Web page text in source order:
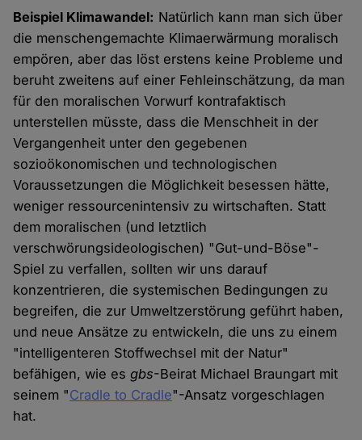
Beispiel Klimawandel: Natürlich kann man sich über
die menschengemachte Klimaerwärmung moralisch
empören, aber das löst erstens keine Probleme und
beruht zweitens auf einer Fehleinschätzung, da man
für den moralischen Vorwurf kontrafaktisch
unterstellen müsste, dass die Menschheit in der
Vergangenheit unter den gegebenen
sozioökonomischen und technologischen
Voraussetzungen die Möglichkeit besessen hätte,
weniger ressourcenintensiv zu wirtschaften. Statt
dem moralischen (und letztlich
verschwörungsideologischen) "Gut-und-Böse"-
Spiel zu verfallen, sollten wir uns darauf
konzentrieren, die systemischen Bedingungen zu
begreifen, die zur Umweltzerstörung geführt haben,
und neue Ansätze zu entwickeln, die uns zu einem
"intelligenteren Stoffwechsel mit der Natur"
befähigen, wie esgbs-Beirat Michael Braungart mit
seinem "Cradle to Cradle"-Ansatz vorgeschlagen
hat.